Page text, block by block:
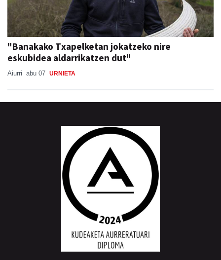
"Banakako Txapelketan jokatzeko nire
eskubidea aldarrikatzen dut"
Aiurri abu 07 URNIETA